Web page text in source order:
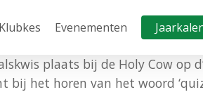
Klubkes Evenementen
plaats bij de Holy Cow op
bij het horen van het woord